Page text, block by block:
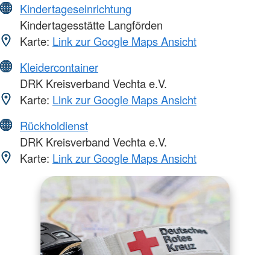
Kindertageseinrichtung
Kindertagesstätte Langförden
Karte: Link zur Google Maps Ansicht
Kleidercontainer
DRK Kreisverband Vechta e.V.
Karte: Link zur Google Maps Ansicht
Rückholdienst
DRK Kreisverband Vechta e.V.
Karte: Link zur Google Maps Ansicht